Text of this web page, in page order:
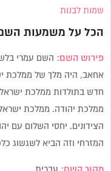
שמות לבנות
הכל על משמעות
פירוש השם: השם עמרי
אחאב, היה מלך של ממלכת
חדש בתולדות ממלכת
ממלכת יהודה. ממלכת
הצידונים. יחסי השלום עם
המזרחי וזה הביא לשגשוג
מקור השם: עברית